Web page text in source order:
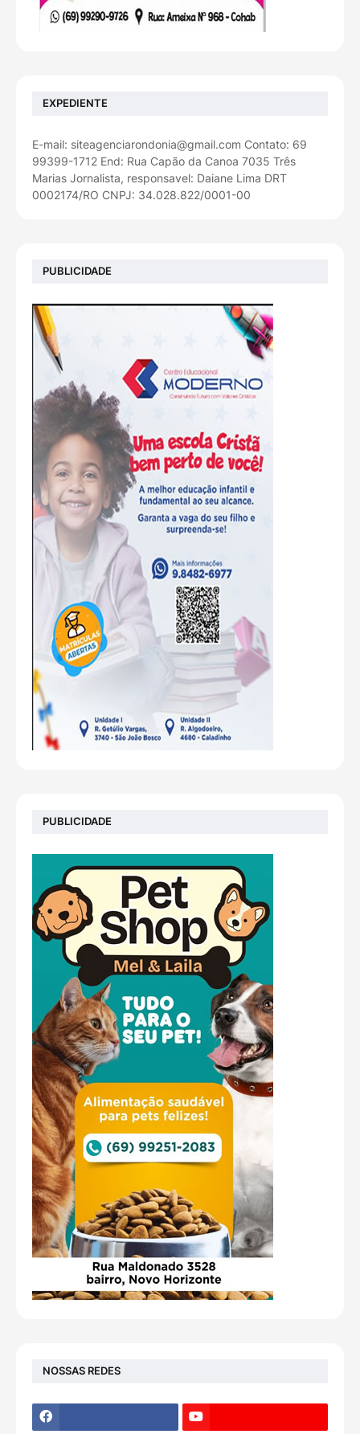
EXPEDIENTE
E-mail: siteagenciarondonia@gmail.com Contato: 69
99399-1712 End: Rua Capão da Canoa 7035 Três
Marias Jornalista, responsavel: Daiane Lima DRT
0002174/RO CNPJ: 34.028.822/0001-00
PUBLICIDADE
PUBLICIDADE
NOSSAS REDES